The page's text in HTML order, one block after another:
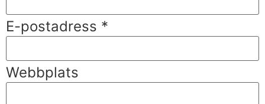
E-postadress *
Webbplats